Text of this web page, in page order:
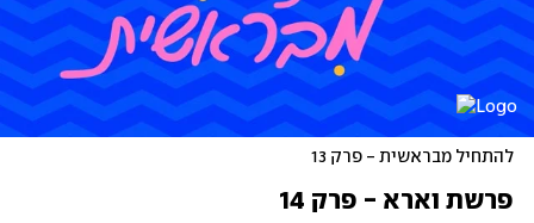
להתחיל מבראשית - פרק 13
פרשת וארא - פרק 14